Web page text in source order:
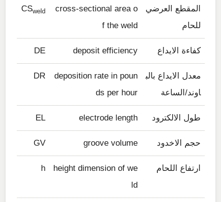
المقطع العرضي
للحام
cross-sectional area o
f the weld
CSweld
كفاءة الايداع deposit efficiency
DE
معدل الايداع بالب
اوند/الساعة
deposition rate in poun
ds per hour
DR
طول الالكترود electrode length
EL
حجم الاخدود groove volume
GV
ارتفاع اللحام
height dimension of we
ld
h